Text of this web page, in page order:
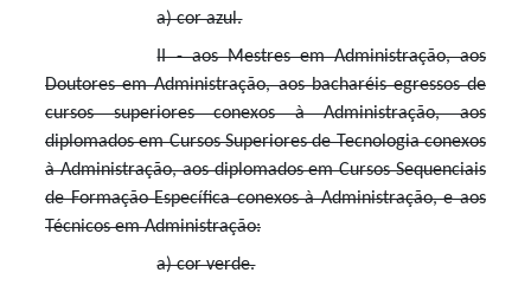
a) cor azul.
II - aos Mestres em Administração, aos
Doutores em Administração, aos bacharéis egressos de
cursos superiores conexos à Administração, aos
diplomados em Cursos Superiores de Tecnologia conexos
à Administração, aos diplomados em Cursos Sequenciais
de Formação Específica conexos à Administração, e aos
Técnicos em Administração:
a) cor verde.